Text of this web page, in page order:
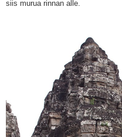
siis murua rinnan alle.